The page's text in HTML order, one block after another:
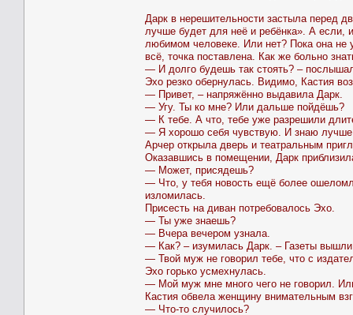
Дарк в нерешительности застыла перед
лучше будет для неё и ребёнка». А если,
любимом человеке. Или нет? Пока она не
всё, точка поставлена. Как же больно
— И долго будешь так стоять? –
Эхо резко обернулась. Видимо, Кастия
— Привет, – напряжённо выдавила Дарк.
— Угу. Ты ко мне? Или дальше пойдёшь?
— К тебе. А что, тебе уже разрешили
— Я хорошо себя чувствую. И знаю
Арчер открыла дверь и театральным
Оказавшись в помещении, Дарк
— Может, присядешь?
— Что, у тебя новость ещё более
изломилась.
Присесть на диван потребовалось Эхо.
— Ты уже знаешь?
— Вчера вечером узнала.
— Как? – изумилась Дарк. – Газеты вышли
— Твой муж не говорил тебе, что с
Эхо горько усмехнулась.
— Мой муж мне много чего не говорил.
Кастия обвела женщину внимательным
— Что-то случилось?